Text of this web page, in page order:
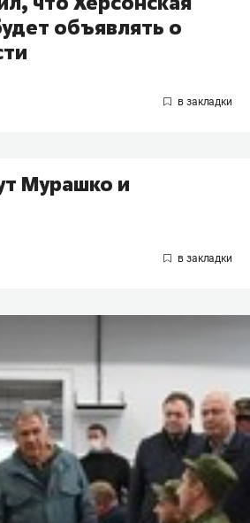
объявлять о
Мурашко и